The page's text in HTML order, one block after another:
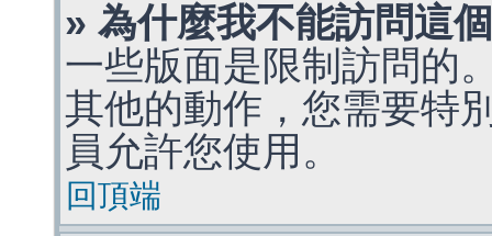
» 為什麼我不能訪問這
一些版面是限制訪問的
其他的動作，您需要特
員允許您使用。
回頂端